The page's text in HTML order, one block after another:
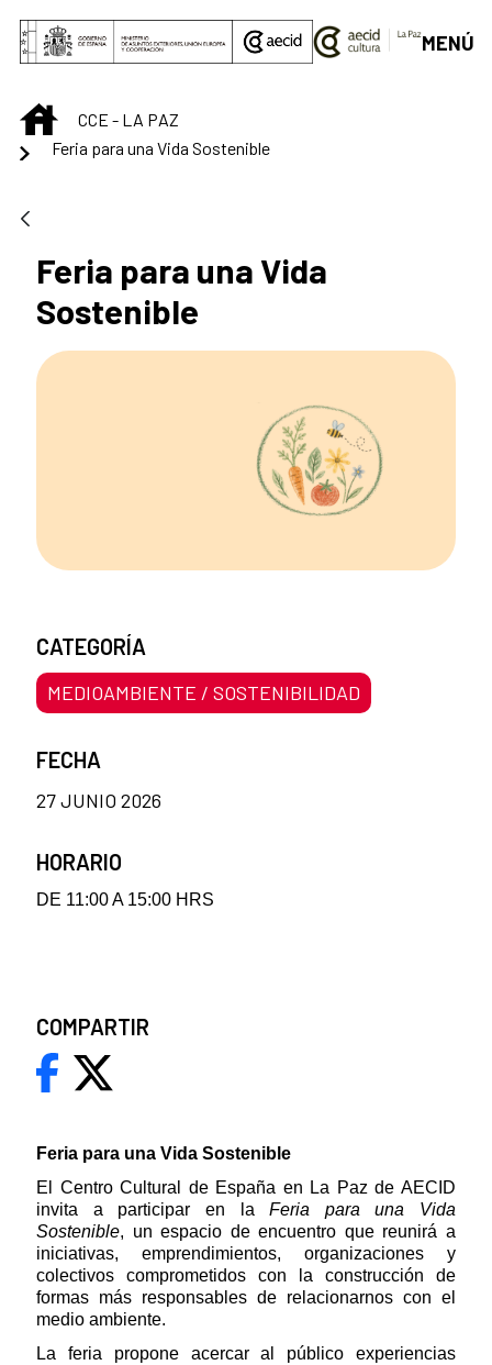
Saltar al contenido principal
MENÚ
INICIOCCE - LA PAZ
Feria para una Vida Sostenible
Feria para una Vida
Sostenible
Feria para una Vida Sostenible
El Centro Cultural de España en La Paz de AECID
invita a participar en laFeria para una Vida
Sostenible, un espacio de encuentro que reunirá a
iniciativas, emprendimientos, organizaciones y
colectivos comprometidos con la construcción de
formas más responsables de relacionarnos con el
medio ambiente.
La feria propone acercar al público experiencias
CATEGORÍA
MEDIOAMBIENTE / SOSTENIBILIDAD
FECHA
27 JUNIO 2026
HORARIO
DE 11:00 A 15:00 HRS
COMPARTIR